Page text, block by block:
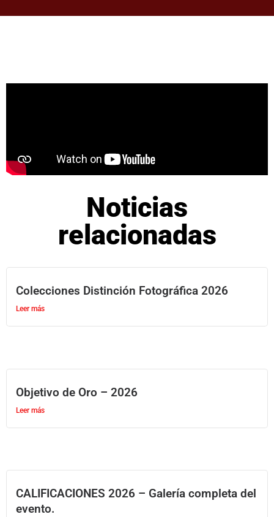
Noticias
relacionadas
Colecciones Distinción Fotográfica 2026
Leer más
Objetivo de Oro – 2026
Leer más
CALIFICACIONES 2026 – Galería completa del
evento.